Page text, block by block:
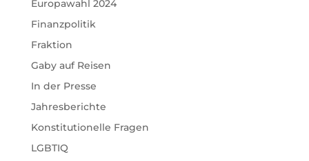
Europawahl 2024
Finanzpolitik
Fraktion
Gaby auf Reisen
In der Presse
Jahresberichte
Konstitutionelle Fragen
LGBTIQ